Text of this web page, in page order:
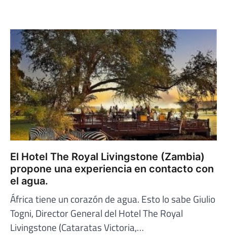
El Hotel The Royal Livingstone (Zambia)
propone una experiencia en contacto con
el agua.
África tiene un corazón de agua. Esto lo sabe Giulio
Togni, Director General del Hotel The Royal
Livingstone (Cataratas Victoria,…